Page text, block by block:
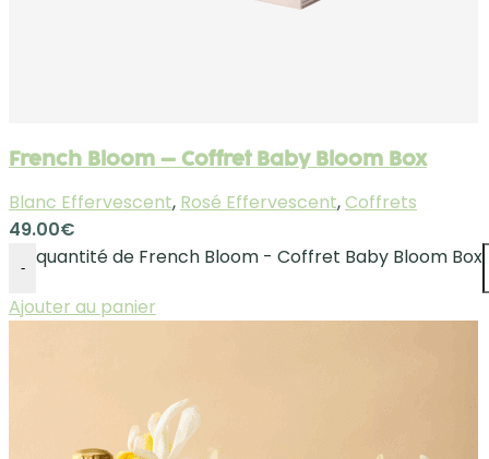
French Bloom – Coffret Baby Bloom Box
Blanc Effervescent, Rosé Effervescent,Coffrets
49.00€
-
quantité de French Bloom - Coffret Baby Bloom Box
Ajouter au panier